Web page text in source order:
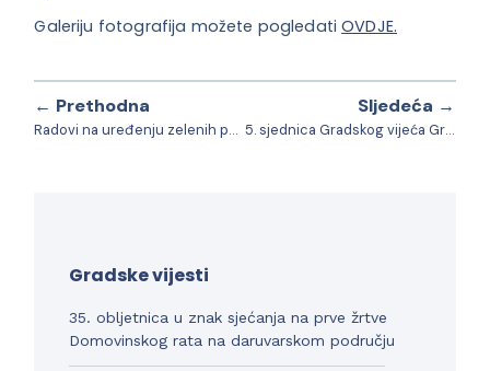
Galeriju fotografija možete pogledatiOVDJE.
← Prethodna
Radovi na uređenju zelenih površina
Sljedeća →
5. sjednica Gradskog vijeća Grada Daruvara
Gradske vijesti
35. obljetnica u znak sjećanja na prve žrtve
Domovinskog rata na daruvarskom području